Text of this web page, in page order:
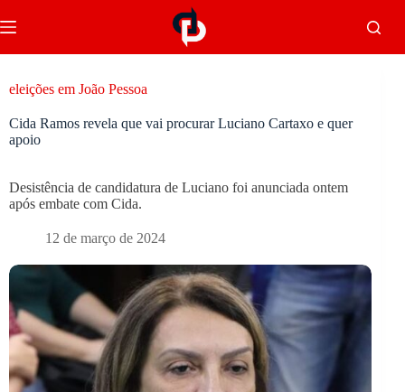
eleições em João Pessoa
Cida Ramos revela que vai procurar Luciano Cartaxo e quer
apoio
Desistência de candidatura de Luciano foi anunciada ontem
após embate com Cida.
12 de março de 2024